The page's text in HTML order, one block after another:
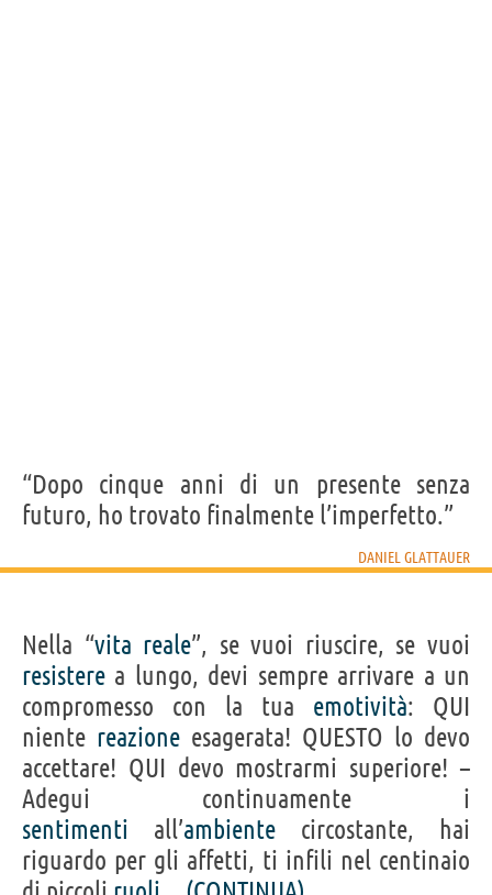
“Dopo cinque anni di un presente senza
futuro, ho trovato finalmente l’imperfetto.”
DANIEL GLATTAUER
Nella “vita reale”, se vuoi riuscire, se vuoi
resistere a lungo, devi sempre arrivare a un
compromesso con la tua emotività: QUI
niente reazione esagerata! QUESTO lo devo
accettare! QUI devo mostrarmi superiore! –
Adegui continuamente i
sentimenti all’ambiente circostante, hai
riguardo per gli affetti, ti infili nel centinaio